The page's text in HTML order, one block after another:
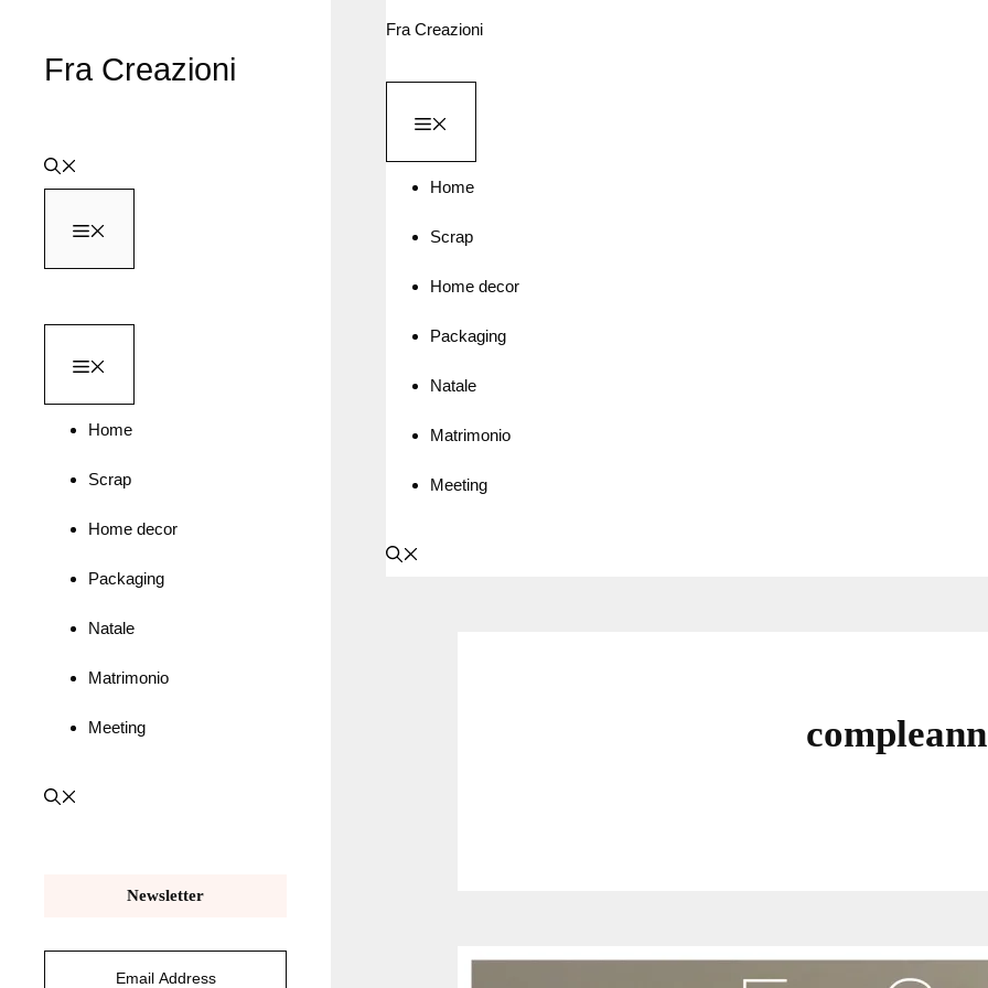
al
Fra Creazioni
Home
Scrap
Home decor
Packaging
Natale
Matrimonio
Meeting
Newsletter
Fra Creazioni
Home
Scrap
Home decor
Packaging
Natale
Matrimonio
Meeting